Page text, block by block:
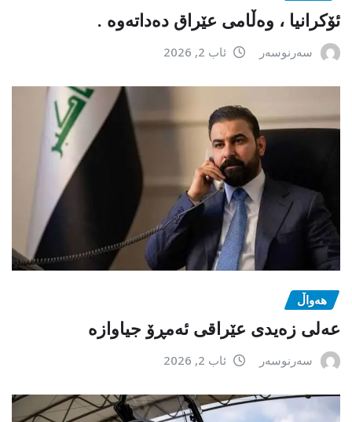
ئۆکرانیا ، وەڵامی عێراق دەداتەوە .
سەرنوسەر ئاب 2, 2026
هەواڵ
عەلی زەیدی عێراقی ئەمڕۆ جیاوازە
سەرنوسەر ئاب 2, 2026